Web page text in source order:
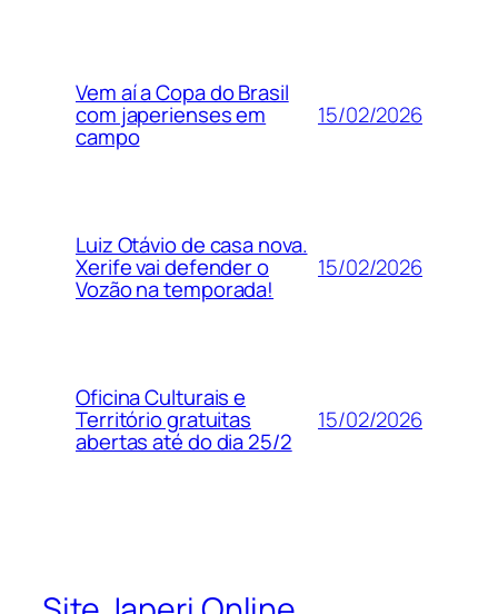
Vem aí a Copa do Brasil
com japerienses em
campo
15/02/2026
Luiz Otávio de casa nova.
Xerife vai defender o
Vozão na temporada!
15/02/2026
Oficina Culturais e
Território gratuitas
abertas até do dia 25/2
15/02/2026